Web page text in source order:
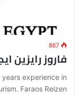
867
فاروز رايزين
experience in
Faraos Reizen